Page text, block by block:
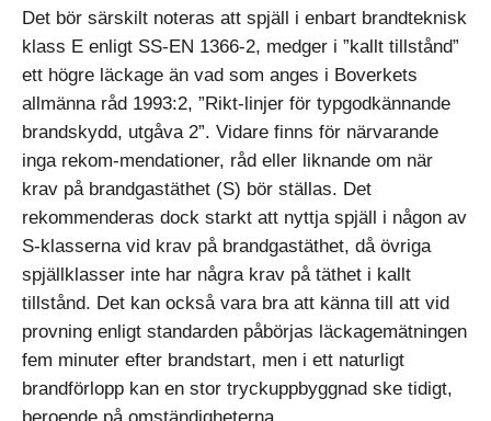
Det bör särskilt noteras att spjäll i enbart brandteknisk
klass E enligt SS-EN 1366-2, medger i ”kallt tillstånd”
ett högre läckage än vad som anges i Boverkets
allmänna råd 1993:2, ”Rikt-linjer för typgodkännande
brandskydd, utgåva 2”. Vidare finns för närvarande
inga rekom-mendationer, råd eller liknande om när
krav på brandgastäthet (S) bör ställas. Det
rekommenderas dock starkt att nyttja spjäll i någon av
S-klasserna vid krav på brandgastäthet, då övriga
spjällklasser inte har några krav på täthet i kallt
tillstånd. Det kan också vara bra att känna till att vid
provning enligt standarden påbörjas läckagemätningen
fem minuter efter brandstart, men i ett naturligt
brandförlopp kan en stor tryckuppbyggnad ske tidigt,